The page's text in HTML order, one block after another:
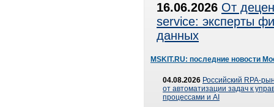
16.06.2026 От
service: эксперты
данных
MSKIT.RU: последние новости
04.08.2026 Российский RPA-
от автоматизации задач к
процессами и AI